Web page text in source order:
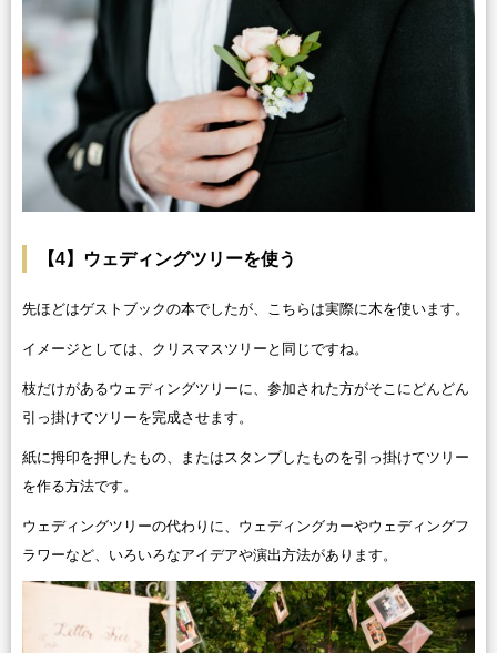
【4】ウェディングツリーを使う
先ほどはゲストブックの本でしたが、こちらは実際に木を使います。
イメージとしては、クリスマスツリーと同じですね。
枝だけがあるウェディングツリーに、参加された方がそこにどんどん
引っ掛けてツリーを完成させます。
紙に拇印を押したもの、またはスタンプしたものを引っ掛けてツリー
を作る方法です。
ウェディングツリーの代わりに、ウェディングカーやウェディングフ
ラワーなど、いろいろなアイデアや演出方法があります。